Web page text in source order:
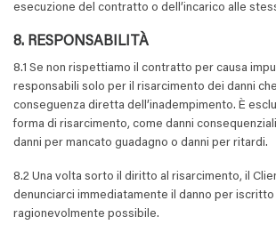
esecuzione del contratto o dell’incarico alle
8. RESPONSABILITÀ
8.1 Se non rispettiamo il contratto per causa
responsabili solo per il risarcimento dei danni
conseguenza diretta dell’inadempimento. È
forma di risarcimento, come danni
danni per mancato guadagno o danni per ritardi.
8.2 Una volta sorto il diritto al risarcimento, il
denunciarci immediatamente il danno per iscritto
ragionevolmente possibile.